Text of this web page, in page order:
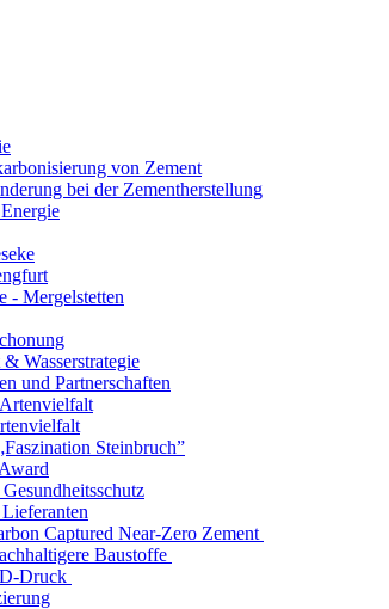
von Zement
bei der Zementherstellung
- Mergelstetten
Wasserstrategie
und Partnerschaften
Steinbruch”
Captured Near-Zero Zement
Baustoffe
Druck